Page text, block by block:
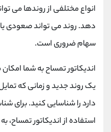
انواع مختلفی از روندها می
دهد. روند می تواند صعودی یا
سهام ضروری است.
اندیکاتور تمساح به شما
یک روند جدید و زمانی که
دارد را شناسایی کنید. برای
استفاده از اندیکاتور